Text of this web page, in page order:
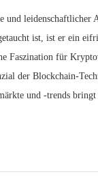
und
ist, ist er ein
Faszination für
der Blockchain-
und -trends bringt